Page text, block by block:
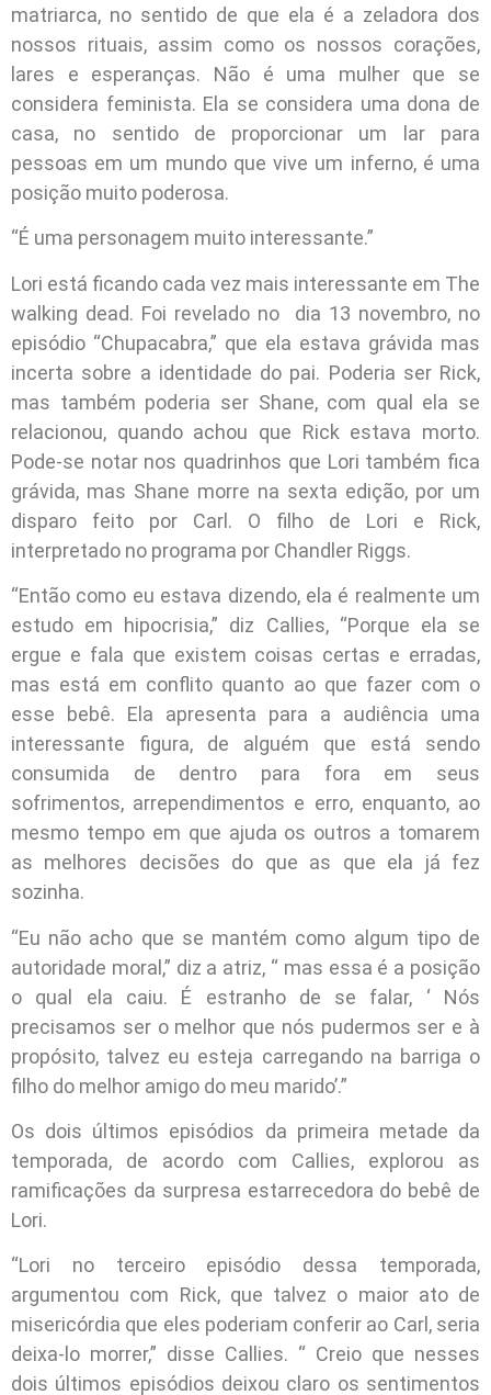
matriarca, no sentido de que ela é a zeladora dos
nossos rituais, assim como os nossos corações,
lares e esperanças. Não é uma mulher que se
considera feminista. Ela se considera uma dona de
casa, no sentido de proporcionar um lar para
pessoas em um mundo que vive um inferno, é uma
posição muito poderosa.
“É uma personagem muito interessante.”
Lori está ficando cada vez mais interessante em The
walking dead. Foi revelado no dia 13 novembro, no
episódio “Chupacabra,” que ela estava grávida mas
incerta sobre a identidade do pai. Poderia ser Rick,
mas também poderia ser Shane, com qual ela se
relacionou, quando achou que Rick estava morto.
Pode-se notar nos quadrinhos que Lori também fica
grávida, mas Shane morre na sexta edição, por um
disparo feito por Carl. O filho de Lori e Rick,
interpretado no programa por Chandler Riggs.
“Então como eu estava dizendo, ela é realmente um
estudo em hipocrisia,” diz Callies, “Porque ela se
ergue e fala que existem coisas certas e erradas,
mas está em conflito quanto ao que fazer com o
esse bebê. Ela apresenta para a audiência uma
interessante figura, de alguém que está sendo
consumida de dentro para fora em seus
sofrimentos, arrependimentos e erro, enquanto, ao
mesmo tempo em que ajuda os outros a tomarem
as melhores decisões do que as que ela já fez
sozinha.
“Eu não acho que se mantém como algum tipo de
autoridade moral,” diz a atriz, “ mas essa é a posição
o qual ela caiu. É estranho de se falar, ‘ Nós
precisamos ser o melhor que nós pudermos ser e à
propósito, talvez eu esteja carregando na barriga o
filho do melhor amigo do meu marido’.”
Os dois últimos episódios da primeira metade da
temporada, de acordo com Callies, explorou as
ramificações da surpresa estarrecedora do bebê de
Lori.
“Lori no terceiro episódio dessa temporada,
argumentou com Rick, que talvez o maior ato de
misericórdia que eles poderiam conferir ao Carl, seria
deixa-lo morrer,” disse Callies. “ Creio que nesses
dois últimos episódios deixou claro os sentimentos